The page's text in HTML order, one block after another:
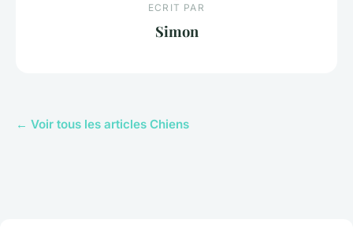
ECRIT PAR
Simon
← Voir tous les articles Chiens